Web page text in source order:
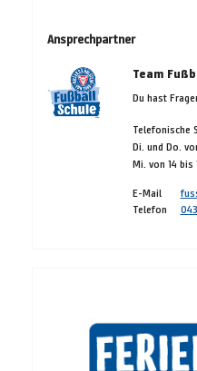
Ansprechpartner
Team
Du hast
Telefonische
Di. und Do.
Mi. von 14 bis
E-Mail
Telefon